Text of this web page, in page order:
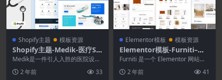
Shopify主题 模板资源
Shopify主题-Medik-医疗Sh
opify主题
Medik是一件引人入胜的医院设
2 年前 33
Elementor模板 模板资源
Elementor模板-Furniti–家
具和家居装饰商店Elemento
r Pro模板套件
Furniti 是一个 Elementor 网站模
室...2 年前 41